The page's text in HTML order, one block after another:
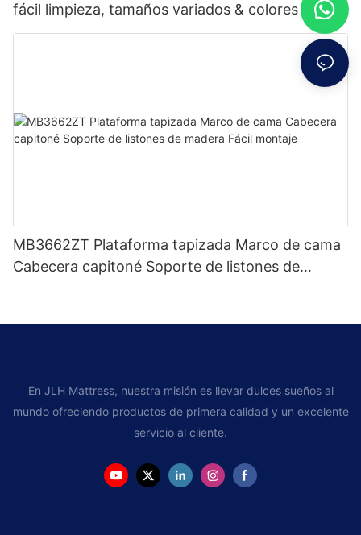
fácil limpieza, tamaños variados & colores Precio
de fábrica - Muebles JLH
MB3662ZT Plataforma tapizada Marco de cama
Cabecera capitoné Soporte de listones de
En JLH Mattress, nuestra misión es llevar dulces sueños al
mundo ofreciendo productos de primera calidad y un excelente
servicio al cliente.